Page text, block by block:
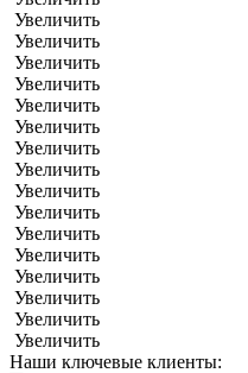
Увеличить
Увеличить
Увеличить
Увеличить
Увеличить
Увеличить
Увеличить
Увеличить
Увеличить
Увеличить
Увеличить
Увеличить
Увеличить
Увеличить
Увеличить
Увеличить
Наши ключевые клиенты: